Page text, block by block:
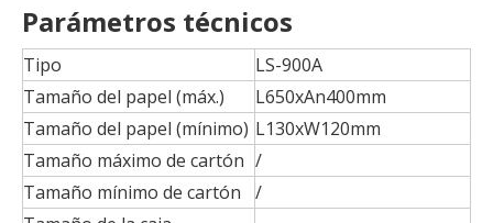
Parámetros técnicos
Tipo
LS-900A
Tamaño del papel (máx.)
L650xAn400mm
Tamaño del papel (mínimo) L130xW120mm
Tamaño máximo de cartón /
Tamaño mínimo de cartón
/